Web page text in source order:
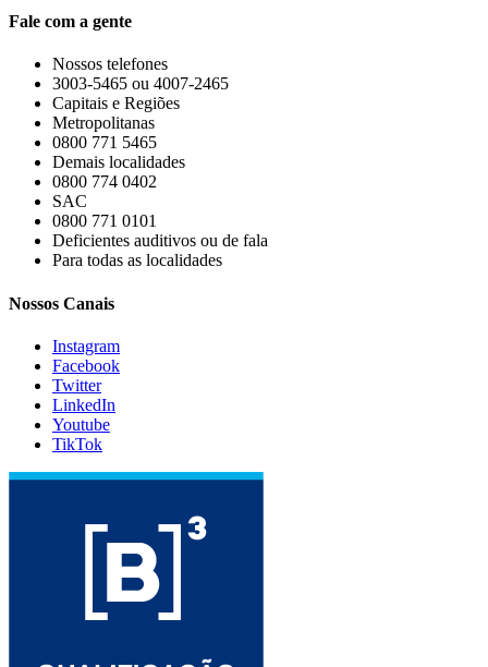
Fale com a gente
Nossos telefones
3003-5465 ou 4007-2465
Capitais e Regiões
Metropolitanas
0800 771 5465
Demais localidades
0800 774 0402
SAC
0800 771 0101
Deficientes auditivos ou de fala
Para todas as localidades
Nossos Canais
Instagram
Facebook
Twitter
LinkedIn
Youtube
TikTok